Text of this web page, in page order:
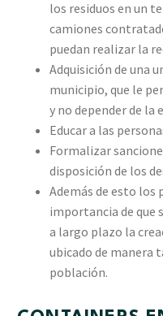
los residuos en un
camiones
puedan realizar la
Adquisición de una
municipio, que le
y no depender de la
Educar a las
Formalizar
disposición de los
Además de esto
importancia de que
a largo plazo la
ubicado de manera
población.